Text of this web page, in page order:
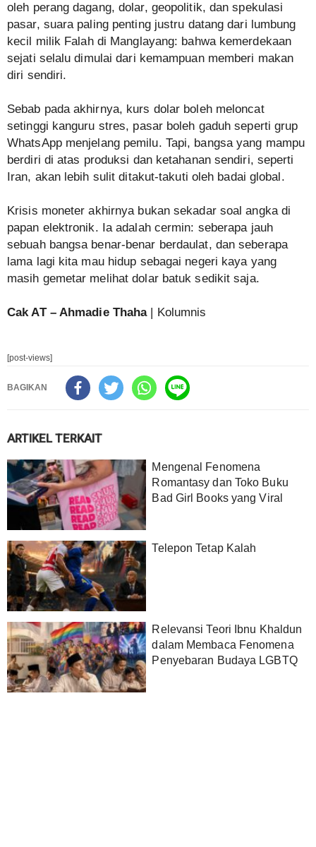
oleh perang dagang, dolar, geopolitik, dan spekulasi
pasar, suara paling penting justru datang dari lumbung
kecil milik Falah di Manglayang: bahwa kemerdekaan
sejati selalu dimulai dari kemampuan memberi makan
diri sendiri.
Sebab pada akhirnya, kurs dolar boleh meloncat
setinggi kanguru stres, pasar boleh gaduh seperti grup
WhatsApp menjelang pemilu. Tapi, bangsa yang mampu
berdiri di atas produksi dan ketahanan sendiri, seperti
Iran, akan lebih sulit ditakut-takuti oleh badai global.
Krisis moneter akhirnya bukan sekadar soal angka di
papan elektronik. Ia adalah cermin: seberapa jauh
sebuah bangsa benar-benar berdaulat, dan seberapa
lama lagi kita mau hidup sebagai negeri kaya yang
masih gemetar melihat dolar batuk sedikit saja.
Cak AT – Ahmadie Thaha| Kolumnis
[post-views]
BAGIKAN
ARTIKEL TERKAIT
Mengenal Fenomena
Romantasy dan Toko Buku
Bad Girl Books yang Viral
Telepon Tetap Kalah
Relevansi Teori Ibnu Khaldun
dalam Membaca Fenomena
Penyebaran Budaya LGBTQ